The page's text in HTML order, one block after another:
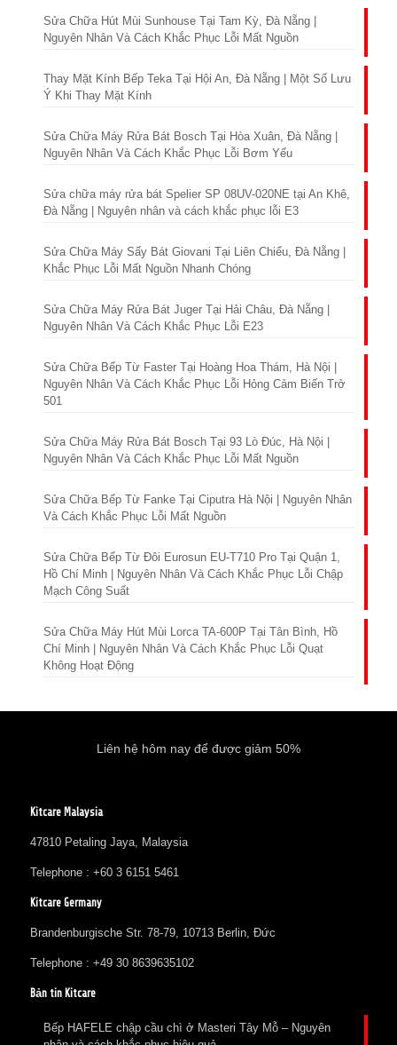
Sửa Chữa Hút Mùi Sunhouse Tại Tam Kỳ, Đà Nẵng |
Nguyên Nhân Và Cách Khắc Phục Lỗi Mất Nguồn
Thay Mặt Kính Bếp Teka Tại Hội An, Đà Nẵng | Một Số Lưu
Ý Khi Thay Mặt Kính
Sửa Chữa Máy Rửa Bát Bosch Tại Hòa Xuân, Đà Nẵng |
Nguyên Nhân Và Cách Khắc Phục Lỗi Bơm Yếu
Sửa chữa máy rửa bát Spelier SP 08UV-020NE tại An Khê,
Đà Nẵng | Nguyên nhân và cách khắc phục lỗi E3
Sửa Chữa Máy Sấy Bát Giovani Tại Liên Chiểu, Đà Nẵng |
Khắc Phục Lỗi Mất Nguồn Nhanh Chóng
Sửa Chữa Máy Rửa Bát Juger Tại Hải Châu, Đà Nẵng |
Nguyên Nhân Và Cách Khắc Phục Lỗi E23
Sửa Chữa Bếp Từ Faster Tại Hoàng Hoa Thám, Hà Nội |
Nguyên Nhân Và Cách Khắc Phục Lỗi Hỏng Cảm Biến Trở
501
Sửa Chữa Máy Rửa Bát Bosch Tại 93 Lò Đúc, Hà Nội |
Nguyên Nhân Và Cách Khắc Phục Lỗi Mất Nguồn
Sửa Chữa Bếp Từ Fanke Tại Ciputra Hà Nội | Nguyên Nhân
Và Cách Khắc Phục Lỗi Mất Nguồn
Sửa Chữa Bếp Từ Đôi Eurosun EU-T710 Pro Tại Quận 1,
Hồ Chí Minh | Nguyên Nhân Và Cách Khắc Phục Lỗi Chập
Mạch Công Suất
Sửa Chữa Máy Hút Mùi Lorca TA-600P Tại Tân Bình, Hồ
Chí Minh | Nguyên Nhân Và Cách Khắc Phục Lỗi Quạt
Không Hoạt Động
Liên hệ hôm nay để được giảm 50%
Kitcare Malaysia
47810 Petaling Jaya, Malaysia
Telephone : +60 3 6151 5461
Kitcare Germany
Brandenburgische Str. 78-79, 10713 Berlin, Đức
Telephone : +49 30 8639635102
Bản tin Kitcare
Bếp HAFELE chập cầu chì ở Masteri Tây Mỗ – Nguyên